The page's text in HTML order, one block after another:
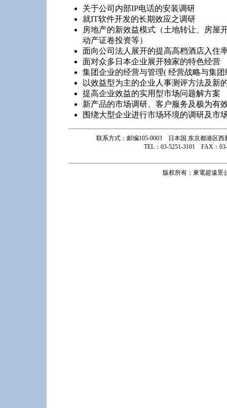
关于公司内部IP电话的安装调研
就IT软件开发的长期效应之调研
房地产的新效益模式（土地转让、房屋
动产证卷投资等）
面向公司法人展开的提高高档酒店入住
面对众多日本企业展开独家的特色经营
集团企业的经营与管理( 经营战略与集团
以效益型为主的企业人事测评方法及新
提高企业效益的实用型市场问题解方案
新产品的市场调研、客户服务及极为有
围绕大型企业进行市场环境的调研及市
联系方式：邮编105-0003 日本国 东京都港区
TEL：03-5251-3101 FAX：
版权所有：東電超遠景